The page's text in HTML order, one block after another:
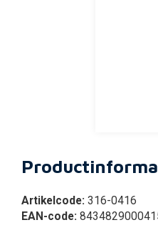
Artikelcode: 316-0416
EAN-code: